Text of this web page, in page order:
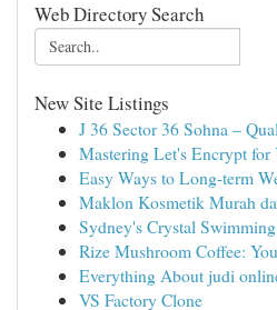
Web Directory Search
New Site Listings
J 36 Sector 36 Sohna –
Mastering Let's Encrypt for
Easy Ways to Long-term
Maklon Kosmetik Murah
Sydney's Crystal
Rize Mushroom Coffee:
Everything About judi
VS Factory Clone